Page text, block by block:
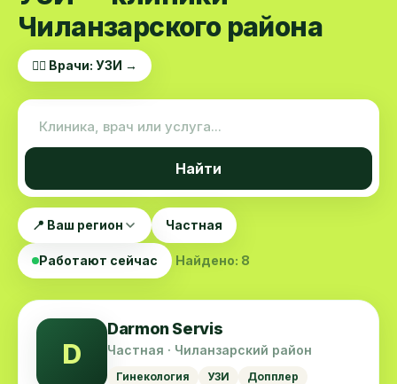
Чиланзарского района
👨‍⚕️ Врачи: УЗИ →
Найти
📍 Ваш регион Частная
Работают сейчас Найдено: 8
D
Darmon Servis
Частная · Чиланзарский район
Гинекология УЗИ Допплер